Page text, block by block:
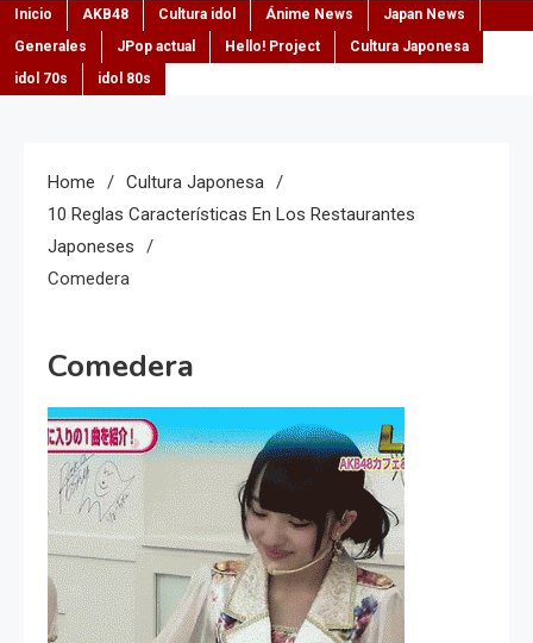
Inicio AKB48 Cultura idol Ánime News
Japan News
Generales
JPop actual Hello! Project
Cultura Japonesa
idol 70s
idol 80s
Home
Cultura Japonesa
10 Reglas Características En Los Restaurantes
Japoneses
Comedera
Comedera